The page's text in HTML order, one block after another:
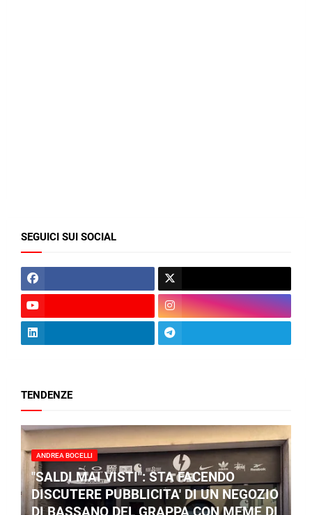
SEGUICI SUI SOCIAL
TENDENZE
ANDREA BOCELLI
"SALDI MAI VISTI": STA FACENDO
DISCUTERE PUBBLICITA' DI UN NEGOZIO
DI BASSANO DEL GRAPPA CON MEME DI